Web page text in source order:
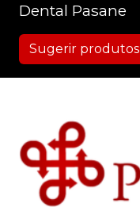
Dental Pasane
Sugerir produtos